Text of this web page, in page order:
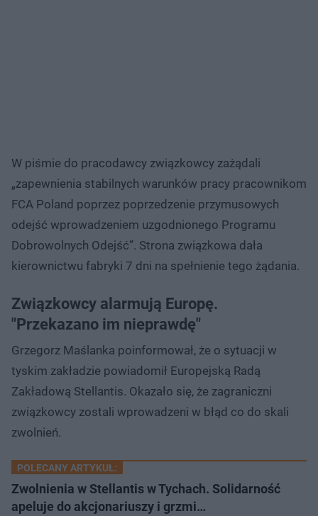
W piśmie do pracodawcy związkowcy zażądali
„zapewnienia stabilnych warunków pracy pracownikom
FCA Poland poprzez poprzedzenie przymusowych
odejść wprowadzeniem uzgodnionego Programu
Dobrowolnych Odejść”. Strona związkowa dała
kierownictwu fabryki 7 dni na spełnienie tego żądania.
Związkowcy alarmują Europę.
"Przekazano im nieprawdę"
Grzegorz Maślanka poinformował, że o sytuacji w
tyskim zakładzie powiadomił Europejską Radą
Zakładową Stellantis. Okazało się, że zagraniczni
związkowcy zostali wprowadzeni w błąd co do skali
zwolnień.
POLECANY ARTYKUŁ:
Zwolnienia w Stellantis w Tychach. Solidarność
apeluje do akcjonariuszy i grzmi…